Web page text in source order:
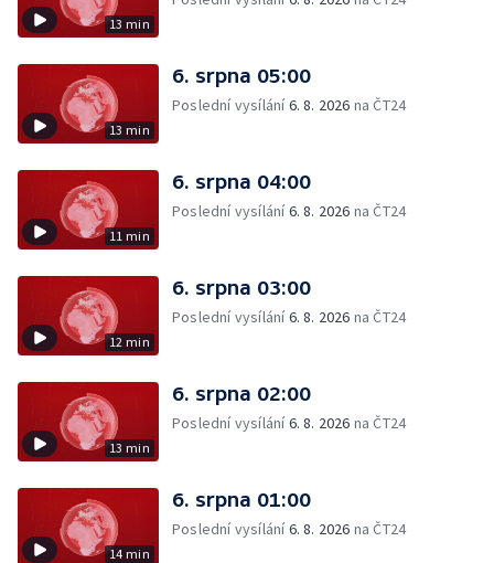
13 min
13 min
6. srpna 05:00
Poslední vysílání6. 8. 2026 na ČT24
11 min
6. srpna 04:00
Poslední vysílání6. 8. 2026 na ČT24
12 min
6. srpna 03:00
Poslední vysílání6. 8. 2026 na ČT24
13 min
6. srpna 02:00
Poslední vysílání6. 8. 2026 na ČT24
14 min
6. srpna 01:00
Poslední vysílání6. 8. 2026 na ČT24